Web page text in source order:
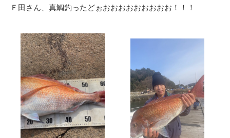
Ｆ田さん、真鯛釣ったどぉおおおおおおおおお！！！